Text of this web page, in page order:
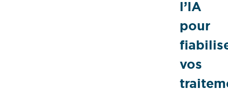
l’IA
pour
vos